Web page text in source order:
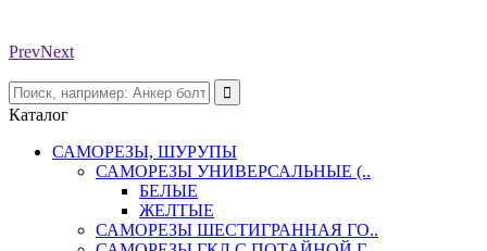
PrevNext
Каталог
САМОРЕЗЫ, ШУРУПЫ
САМОРЕЗЫ УНИВЕРСАЛЬНЫЕ (..
БЕЛЫЕ
ЖЕЛТЫЕ
САМОРЕЗЫ ШЕСТИГРАННАЯ ГО..